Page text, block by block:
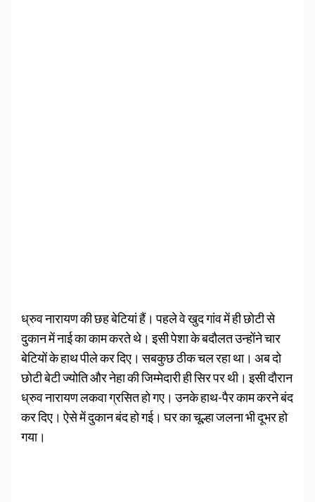
ध्रुव नारायण की छह बेटियां हैं। पहले वे खुद गांव में ही छोटी से
दुकान में नाई का काम करते थे। इसी पेशा के बदौलत उन्होंने चार
बेटियों के हाथ पीले कर दिए। सबकुछ ठीक चल रहा था। अब दो
छोटी बेटी ज्योति और नेहा की जिम्मेदारी ही सिर पर थी। इसी दौरान
ध्रुव नारायण लकवा ग्रसित हो गए। उनके हाथ-पैर काम करने बंद
कर दिए। ऐसे में दुकान बंद हो गई। घर का चूल्हा जलना भी दूभर हो
गया।